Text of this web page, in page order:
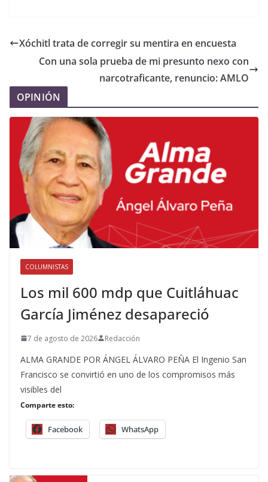
Xóchitl trata de corregir su mentira en encuesta
Con una sola prueba de mi presunto nexo con
narcotraficante, renuncio: AMLO
OPINIÓN
COLUMNISTAS
Los mil 600 mdp que Cuitláhuac
García Jiménez desapareció
7 de agosto de 2026 Redacción
ALMA GRANDE POR ÁNGEL ÁLVARO PEÑA El Ingenio San
Francisco se convirtió en uno de los compromisos más
visibles del
Comparte esto:
Facebook WhatsApp